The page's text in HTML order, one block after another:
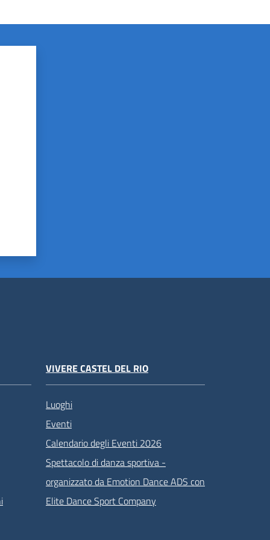
VIVERE CASTEL DEL RIO
Luoghi
Eventi
Calendario degli Eventi 2026
Spettacolo di danza sportiva -
organizzato da Emotion Dance ADS con
Elite Dance Sport Company